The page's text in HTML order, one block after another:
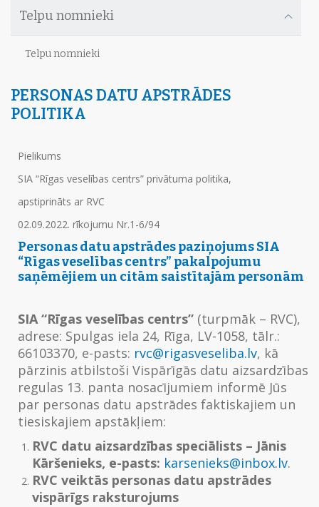
Telpu nomnieki
Telpu nomnieki
PERSONAS DATU APSTRĀDES
POLITIKA
Pielikums
SIA “Rīgas veselības centrs” privātuma politika,
apstiprināts ar RVC
02.09.2022. rīkojumu Nr.1-6/94
Personas datu apstrādes paziņojumsSIA
“Rīgas veselības centrs” pakalpojumu
saņēmējiem un citām saistītajām personām
SIA “Rīgas veselības centrs” (turpmāk – RVC),
adrese: Spulgas iela 24, Rīga, LV-1058, tālr.:
66103370, e-pasts: rvc@rigasveseliba.lv, kā
pārzinis atbilstoši Vispārīgās datu aizsardzības
regulas 13. panta nosacījumiem informē Jūs
par personas datu apstrādes faktiskajiem un
tiesiskajiem apstākļiem:
RVC datu aizsardzības speciālists – Jānis
Kāršenieks, e-pasts: karsenieks@inbox.lv.
RVC veiktās personas datu apstrādes
vispārīgs raksturojums